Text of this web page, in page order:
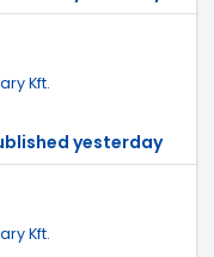
Kft.
yesterday
Kft.